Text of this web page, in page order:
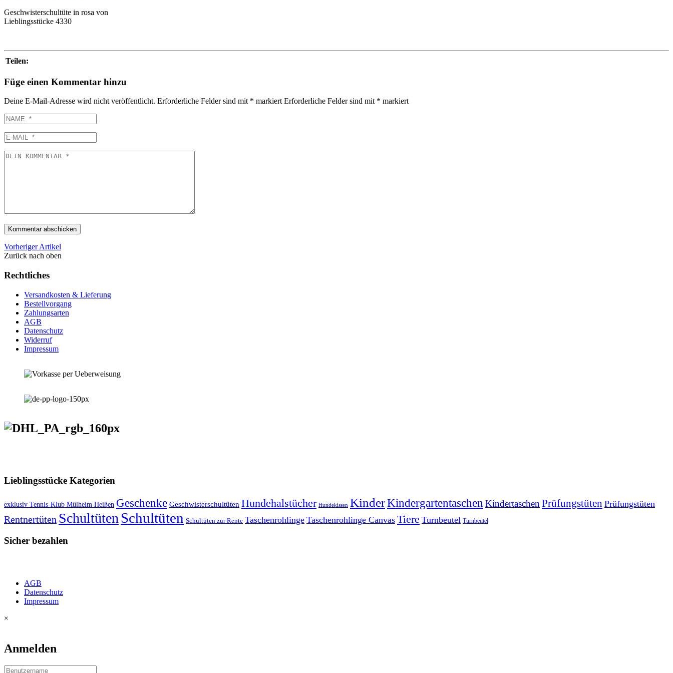
Geschwisterschultüte in rosa von
Lieblingsstücke 4330
Teilen:
Füge einen Kommentar hinzu
Deine E-Mail-Adresse wird nicht veröffentlicht. Erforderliche Felder sind mit * markiert Erforderliche Felder sind mit * markiert
Vorheriger Artikel
Zurück nach oben
Rechtliches
Versandkosten & Lieferung
Bestellvorgang
Zahlungsarten
AGB
Datenschutz
Widerruf
Impressum
Lieblingsstücke Kategorien
exklusiv Tennis-Klub Mülheim Heißen Geschenke Geschwisterschultüten Hundehalstücher Hundekissen KinderKindergartentaschen Kindertaschen Prüfungstüten Prüfungstüten
Rentnertüten Schultüten Schultüten Schultüten zur Rente Taschenrohlinge Taschenrohlinge Canvas Tiere Turnbeutel Turnbeutel
Sicher bezahlen
AGB
Datenschutz
Impressum
×
Anmelden